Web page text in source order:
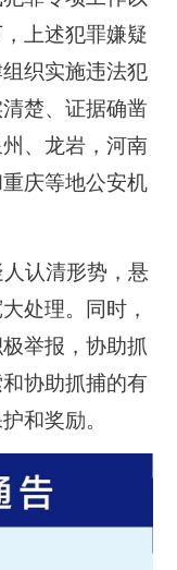
上述犯罪嫌疑
织实施违法犯
楚、证据确凿
、龙岩，河南
庆等地公安机
认清形势，悬
处理。同时，
举报，协助抓
协助抓捕的有
和奖励。